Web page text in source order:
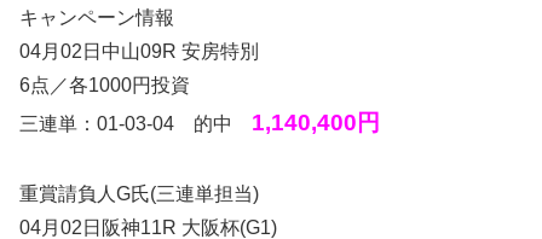
キャンペーン情報
04月02日中山09R 安房特別
6点／各1000円投資
三連単：01-03-04 的中 1,140,400円
重賞請負人G氏(三連単担当)
04月02日阪神11R 大阪杯(G1)